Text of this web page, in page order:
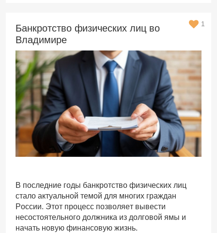
Банкротство физических лиц во
Владимире
1
В последние годы банкротство физических лиц
стало актуальной темой для многих граждан
России. Этот процесс позволяет вывести
несостоятельного должника из долговой ямы и
начать новую финансовую жизнь.